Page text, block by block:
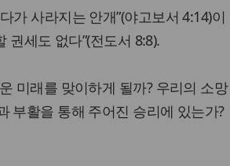
가 사라지는 안개”(야고보서 4:14)이
권세도 없다”(전도서 8:8).
미래를 맞이하게 될까? 우리의 소망
부활을 통해 주어진 승리에 있는가?